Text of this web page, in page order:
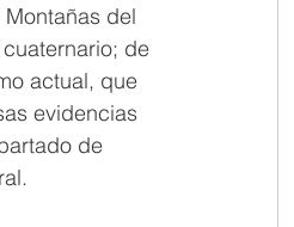
del
de
actual, que
evidencias
de